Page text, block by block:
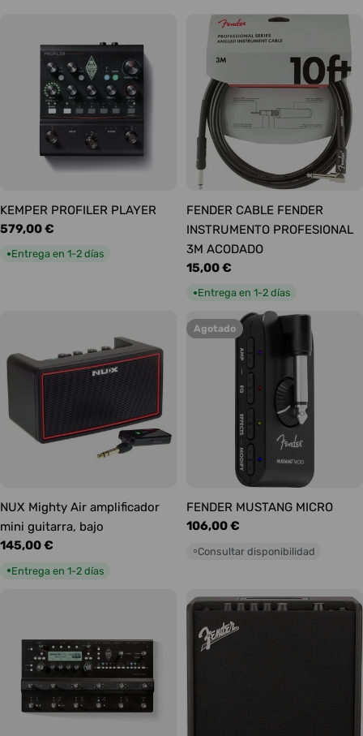
KEMPER PROFILER PLAYER
Precio
habitual
579,00 €
●Entrega en 1-2 días
FENDER CABLE FENDER
INSTRUMENTO PROFESIONAL
3M ACODADO
Precio
habitual
15,00 €
●Entrega en 1-2 días
NUX Mighty Air amplificador
mini guitarra, bajo
Precio
145,00 €
●Entrega en 1-2 días
Agotado
FENDER MUSTANG MICRO
Precio
106,00 €
○Consultar disponibilidad